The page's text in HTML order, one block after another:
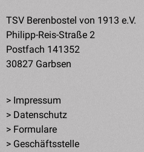
TSV Berenbostel von 1913 e.V.
Philipp-Reis-Straße 2
Postfach 141352
30827 Garbsen
> Impressum
> Datenschutz
> Formulare
> Geschäftsstelle